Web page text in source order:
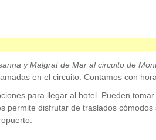
y Malgrat de Mar al circuito de
en el circuito. Contamos con
para llegar al hotel. Pueden
disfrutar de traslados